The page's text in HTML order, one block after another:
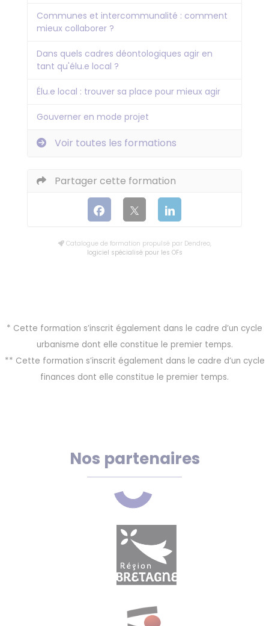
Communes et intercommunalité : comment
mieux collaborer ?
Dans quels cadres déontologiques agir en
tant qu'élu.e local ?
Élu.e local : trouver sa place pour mieux agir
Gouverner en mode projet
Voir toutes les formations
Partager cette formation
Catalogue de formation propulsé par Dendreo,
logiciel spécialisé pour les OFs
* Cette formation s’inscrit également dans le cadre d’un cycle
urbanisme dont elle constitue le premier temps.
** Cette formation s’inscrit également dans le cadre d’un cycle
finances dont elle constitue le premier temps.
Nos partenaires